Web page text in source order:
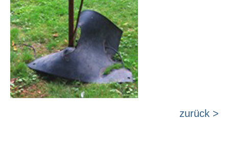
zurück >